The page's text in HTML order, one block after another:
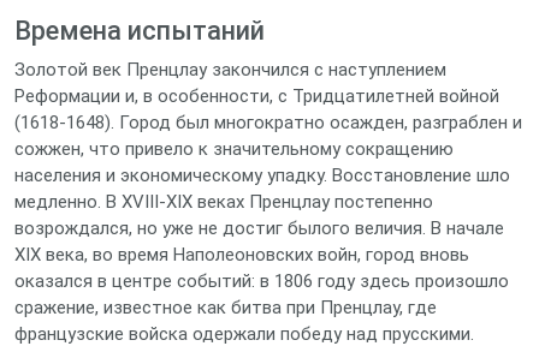
Времена испытаний
Золотой век Пренцлау закончился с наступлением
Реформации и, в особенности, с Тридцатилетней войной
(1618-1648). Город был многократно осажден, разграблен и
сожжен, что привело к значительному сокращению
населения и экономическому упадку. Восстановление шло
медленно. В XVIII-XIX веках Пренцлау постепенно
возрождался, но уже не достиг былого величия. В начале
XIX века, во время Наполеоновских войн, город вновь
оказался в центре событий: в 1806 году здесь произошло
сражение, известное как битва при Пренцлау, где
французские войска одержали победу над прусскими.